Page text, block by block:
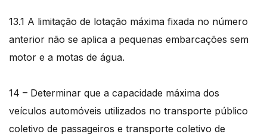
13.1 A limitação de lotação máxima fixada no número
anterior não se aplica a pequenas embarcações sem
motor e a motas de água.
14 – Determinar que a capacidade máxima dos
veículos automóveis utilizados no transporte público
coletivo de passageiros e transporte coletivo de